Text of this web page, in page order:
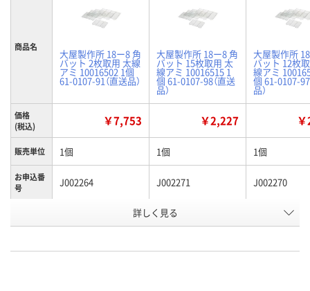
商品名
大屋製作所 18ー8 角
バット 2枚取用 太線
アミ 10016502 1個
61-0107-91（直送品）
大屋製作所 18ー8 角
バット 15枚取用 太
線アミ 10016515 1
個 61-0107-98（直送
品）
大屋製作所
バット 12枚
線アミ
個 61-0107-97
品）
価格
(税込)
￥7,753 ￥2,227
販売単位 1個 1個 1個
お申込番
号
J002264 J002271 J002270
わずか
詳しく見る